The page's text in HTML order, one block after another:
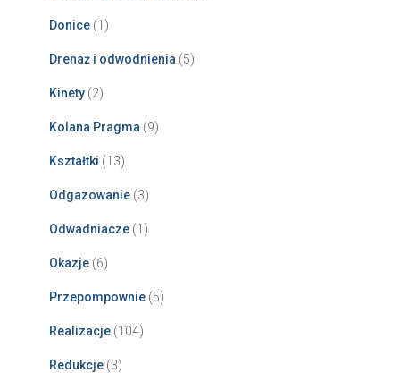
Donice (1)
Drenaż i odwodnienia (5)
Kinety (2)
Kolana Pragma (9)
Kształtki (13)
Odgazowanie (3)
Odwadniacze (1)
Okazje (6)
Przepompownie (5)
Realizacje (104)
Redukcje (3)